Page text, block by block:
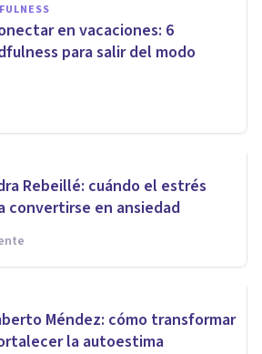
en vacaciones: 6
para salir del modo
Rebeillé: cuándo el estrés
convertirse en ansiedad
Méndez: cómo transformar
la autoestima